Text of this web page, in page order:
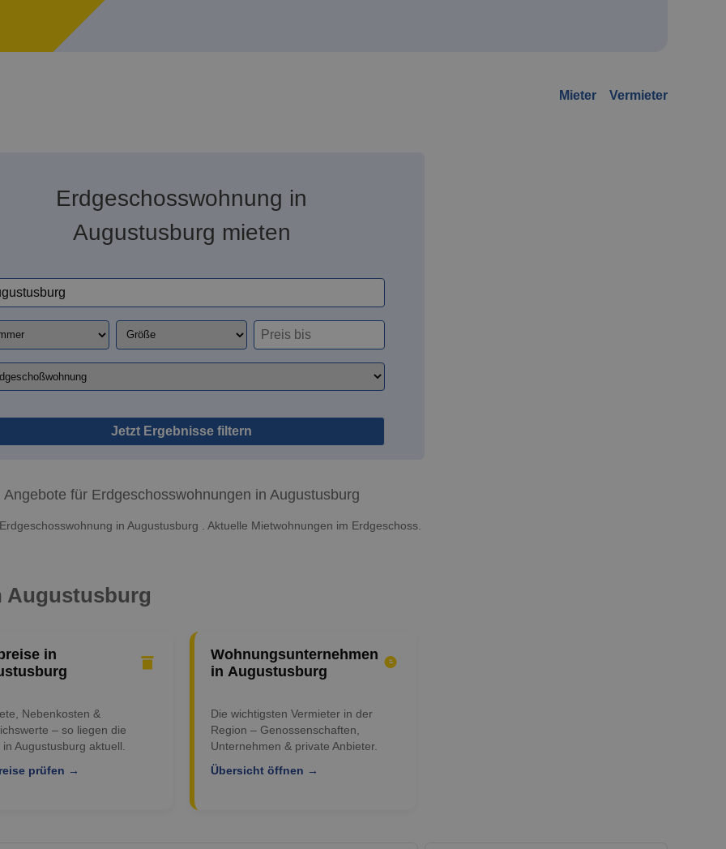
Mieter Vermieter
Erdgeschosswohnung in
Augustusburg mieten
Jetzt Ergebnisse filtern
Angebote für Erdgeschosswohnungen in Augustusburg
in Augustusburg . Aktuelle Mietwohnungen im Erdgeschoss.
Augustusburg
in
Nebenkosten &
– so liegen die
Augustusburg aktuell.
prüfen →
Wohnungsunternehmen
in Augustusburg
Die wichtigsten Vermieter in der
Region – Genossenschaften,
Unternehmen & private Anbieter.
Übersicht öffnen →